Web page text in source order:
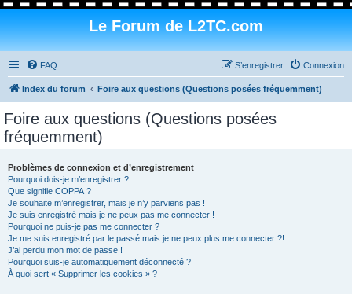
Le Forum de L2TC.com
FAQ Connexion
S’enregistrer
Index du forum Foire aux questions (Questions posées fréquemment)
Foire aux questions (Questions posées
fréquemment)
Problèmes de connexion et d’enregistrement
Pourquoi dois-je m’enregistrer ?
Que signifie COPPA ?
Je souhaite m’enregistrer, mais je n’y parviens pas !
Je suis enregistré mais je ne peux pas me connecter !
Pourquoi ne puis-je pas me connecter ?
Je me suis enregistré par le passé mais je ne peux plus me connecter ?!
J’ai perdu mon mot de passe !
Pourquoi suis-je automatiquement déconnecté ?
À quoi sert « Supprimer les cookies » ?